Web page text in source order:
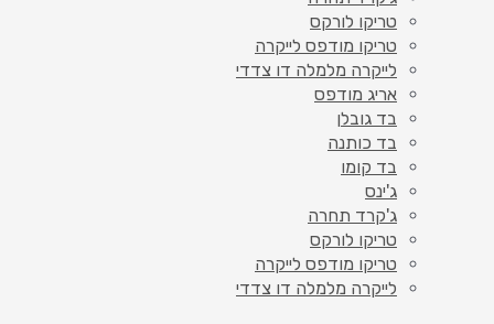
טריקו לורקס
טריקו מודפס לייקרה
לייקרה מלמלה דו צדדי
אריג מודפס
בד גובלן
בד כותנה
בד קומו
ג'ינס
ג'קרד תחרה
טריקו לורקס
טריקו מודפס לייקרה
לייקרה מלמלה דו צדדי